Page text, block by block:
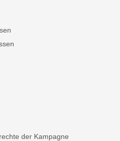
der Kampagne